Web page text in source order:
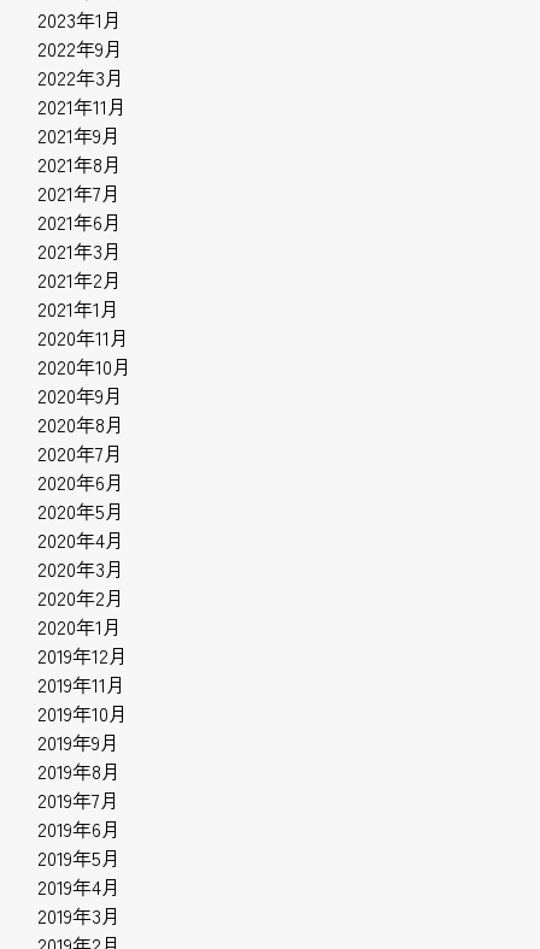
2023年1月
2022年9月
2022年3月
2021年11月
2021年9月
2021年8月
2021年7月
2021年6月
2021年3月
2021年2月
2021年1月
2020年11月
2020年10月
2020年9月
2020年8月
2020年7月
2020年6月
2020年5月
2020年4月
2020年3月
2020年2月
2020年1月
2019年12月
2019年11月
2019年10月
2019年9月
2019年8月
2019年7月
2019年6月
2019年5月
2019年4月
2019年3月